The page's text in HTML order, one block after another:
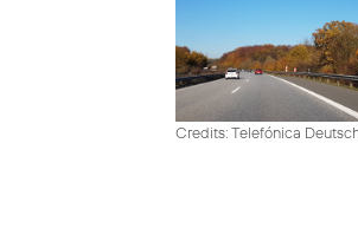
Credits: Telefónica